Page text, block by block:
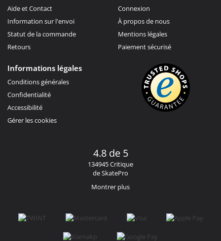
Aide et Contact
Information sur l'envoi
Statut de la commande
Retours
Connexion
À propos de nous
Mentions légales
Paiement sécurisé
Informations légales
Conditions générales
Confidentialité
Accessibilité
Gérer les cookies
4.8 de 5
134945 Critique
de SkatePro
Montrer plus